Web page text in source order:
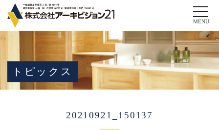
Toggle
MENU
トピックス
20210921_150137